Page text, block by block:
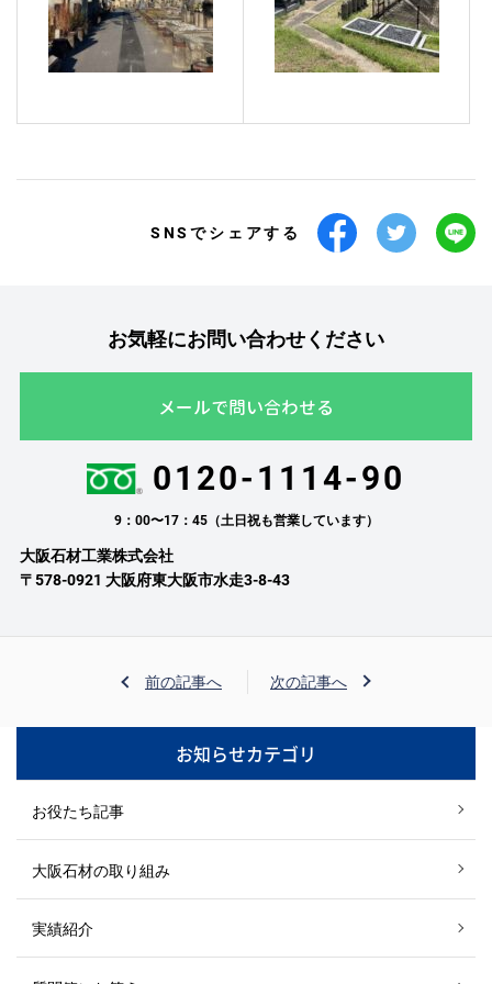
SNSでシェアする
お気軽にお問い合わせください
メールで問い合わせる
0120-1114-90
9：00〜17：45（土日祝も営業しています）
大阪石材工業株式会社
〒578-0921 大阪府東大阪市水走3-8-43
前の記事へ 次の記事へ
お知らせカテゴリ
お役たち記事
大阪石材の取り組み
実績紹介